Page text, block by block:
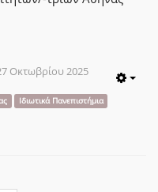
Οκτωβρίου 2025
Ιδιωτικά Πανεπιστήμια